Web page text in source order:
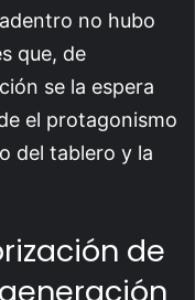
no hubo
que, de
se la espera
el protagonismo
del tablero y la
de